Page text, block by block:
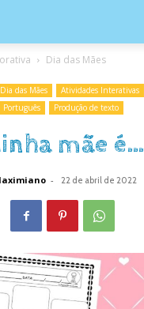
Dia das Mães
Dia das Mães Atividades Interativas
Português
Produção de texto
mãe é…
- 22 de abril de 2022